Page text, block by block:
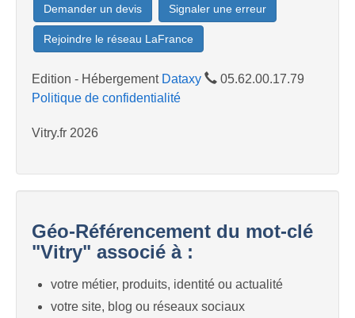
Demander un devis Signaler une erreur
Rejoindre le réseau LaFrance
Edition - Hébergement Dataxy
05.62.00.17.79
Politique de confidentialité
Vitry.fr 2026
Géo-Référencement du mot-clé
"Vitry" associé à :
votre métier, produits, identité ou actualité
votre site, blog ou réseaux sociaux